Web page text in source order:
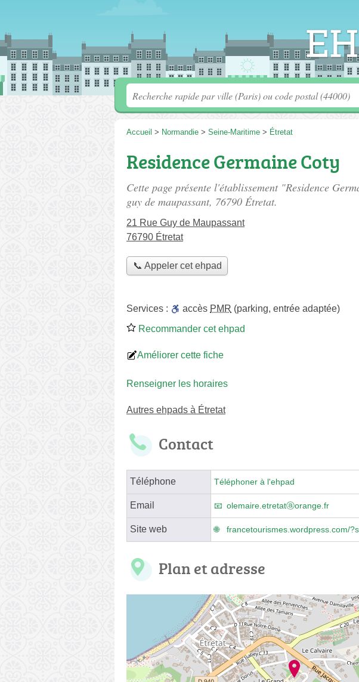
Accueil > Normandie > Seine-Maritime > Étretat
Residence Germaine Coty
Cette page présente l'établissement "Residence
guy de maupassant, 76790 Étretat.
21 Rue Guy de Maupassant
76790 Étretat
📞 Appeler cet ehpad
Services : accès PMR (parking, entrée adaptée)
Recommander cet ehpad
Améliorer cette fiche
Renseigner les horaires
Autres ehpads à Étretat
Contact
Téléphone Téléphoner à l'ehpad
Email olemaire.etretatⓐorange.fr
Site web francetourismes.wordpress.com/
Plan et adresse